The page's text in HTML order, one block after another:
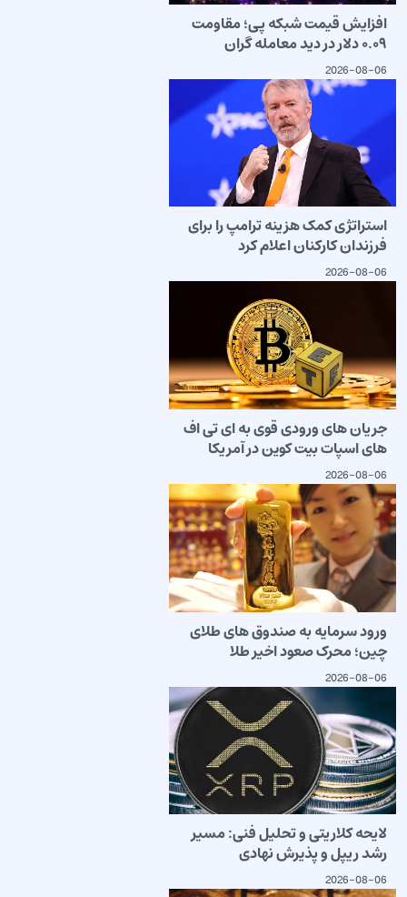
افزایش قیمت شبکه پی؛ مقاومت
۰.۰۹ دلار در دید معامله گران
2026-08-06
استراتژی کمک هزینه ترامپ را برای
فرزندان کارکنان اعلام کرد
2026-08-06
جریان های ورودی قوی به ای تی اف
های اسپات بیت کوین در آمریکا
2026-08-06
ورود سرمایه به صندوق های طلای
چین؛ محرک صعود اخیر طلا
2026-08-06
لایحه کلاریتی و تحلیل فنی: مسیر
رشد ریپل و پذیرش نهادی
2026-08-06